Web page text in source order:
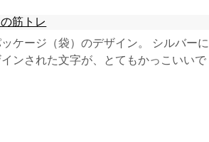
筋トレ
ケージ（袋）のデザイン。 シルバーに
ンされた文字が、とてもかっこいいで